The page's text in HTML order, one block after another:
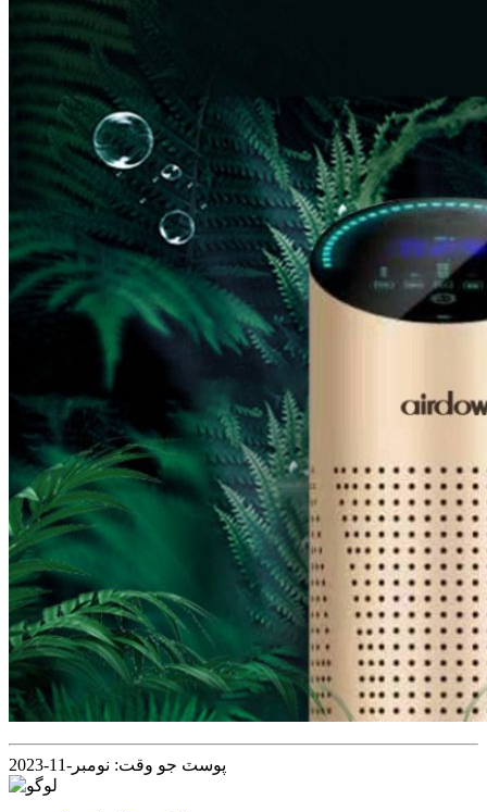
پوسٽ جو وقت: نومبر-11-2023